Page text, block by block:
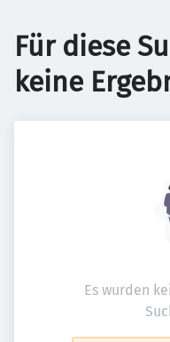
Für diese
keine
Es wurden